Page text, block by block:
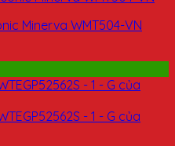
Minerva WMT504-VN